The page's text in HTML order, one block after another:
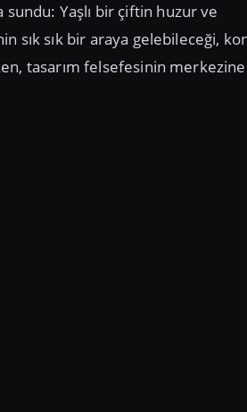
Yaşlı bir çiftin huzur ve
sık sık bir araya gelebileceği,
tasarım felsefesinin merkezine